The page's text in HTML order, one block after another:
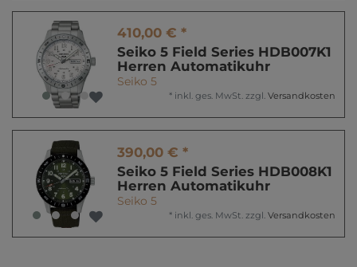
410,00 € *
Seiko 5 Field Series HDB007K1
Herren Automatikuhr
Seiko 5
* inkl. ges. MwSt. zzgl. Versandkosten
390,00 € *
Seiko 5 Field Series HDB008K1
Herren Automatikuhr
Seiko 5
* inkl. ges. MwSt. zzgl. Versandkosten